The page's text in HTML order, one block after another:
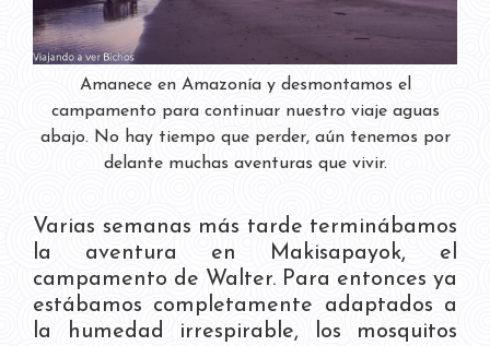
Amanece en Amazonía y desmontamos el
campamento para continuar nuestro viaje aguas
abajo. No hay tiempo que perder, aún tenemos por
delante muchas aventuras que vivir.
Varias semanas más tarde terminábamos
la aventura en Makisapayok, el
campamento de Walter. Para entonces ya
estábamos completamente adaptados a
la humedad irrespirable, los mosquitos